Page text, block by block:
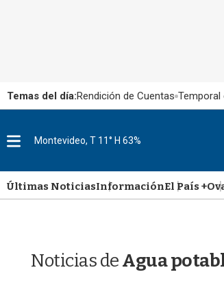
Temas del día:Rendición de Cuentas
M
u
Montevideo, T 11° H 63%
Últimas NoticiasInformaciónEl País +
Noticias deAgua